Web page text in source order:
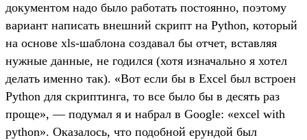
документом надо было работать постоянно, поэтому
вариант написать внешний скрипт на Python, который
на основе xls-шаблона создавал бы отчет, вставляя
нужные данные, не годился (хотя изначально я хотел
делать именно так). «Вот если бы в Excel был встроен
Python для скриптинга, то все было бы в десять раз
проще», — подумал я и набрал в Google: «excel with
python». Оказалось, что подобной ерундой был